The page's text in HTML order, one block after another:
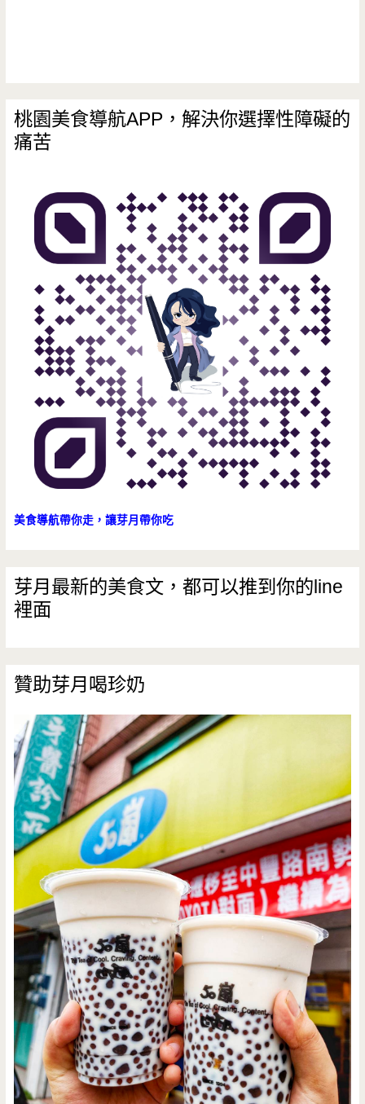
桃園美食導航APP，解決你選擇性障礙的
痛苦
美食導航帶你走，讓芽月帶你吃
芽月最新的美食文，都可以推到你的line
裡面
贊助芽月喝珍奶